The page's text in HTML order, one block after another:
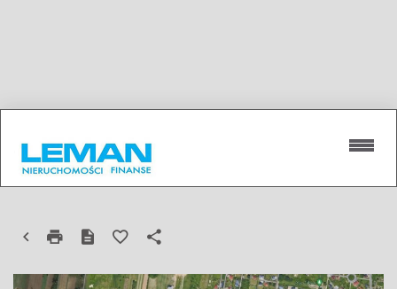
KONOPNICA, LIPNIAK